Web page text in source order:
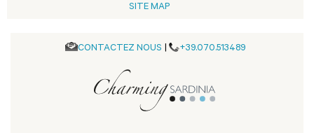
SITE MAP
CONTACTEZ NOUS | +39.070.513489